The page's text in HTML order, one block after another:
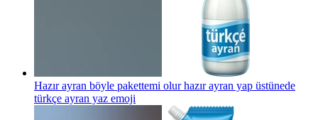
Hazır ayran böyle pakettemi olur hazır ayran yap üstünede
türkçe ayran yaz emoji